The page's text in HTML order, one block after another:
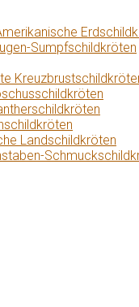
Sumpfschildkröten
Landschildkröten